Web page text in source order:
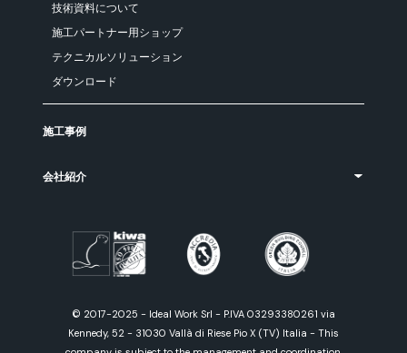
技術資料について
施工パートナー用ショップ
テクニカルソリューション
ダウンロード
施工事例
会社紹介
© 2017-2025 - Ideal Work Srl - P.IVA 03293380261 via
Kennedy, 52 - 31030 Vallà di Riese Pio X (TV) Italia - This